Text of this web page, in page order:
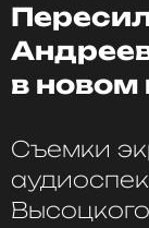
ССЫЛКА
в
Съемки